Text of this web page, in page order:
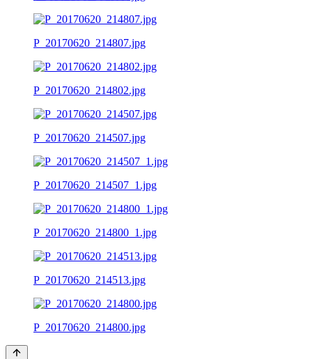
P_20170620_214807.jpg
P_20170620_214802.jpg
P_20170620_214507.jpg
P_20170620_214507_1.jpg
P_20170620_214800_1.jpg
P_20170620_214513.jpg
P_20170620_214800.jpg